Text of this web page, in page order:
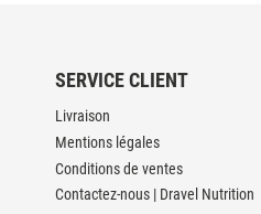
SERVICE CLIENT
Livraison
Mentions légales
Conditions de ventes
Contactez-nous | Dravel Nutrition